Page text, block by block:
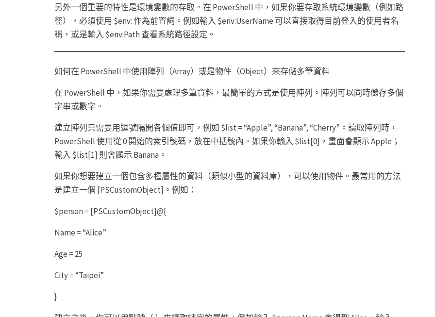
另外一個重要的特性是環境變數的存取。在 PowerShell 中，如果你要存取系統環境變數（例如路
徑），必須使用 $env: 作為前置詞。例如輸入 $env:UserName 可以直接取得目前登入的使用者名
稱，或是輸入 $env:Path 查看系統路徑設定。
如何在 PowerShell 中使用陣列（Array）或是物件（Object）來存儲多筆資料
在 PowerShell 中，如果你需要處理多筆資料，最簡單的方式是使用陣列。陣列可以同時儲存多個
字串或數字。
建立陣列只需要用逗號隔開各個值即可，例如 $list = “Apple”, “Banana”, “Cherry”。讀取陣列時，
PowerShell 使用從 0 開始的索引號碼，放在中括號內。如果你輸入 $list[0]，畫面會顯示 Apple；
輸入 $list[1] 則會顯示 Banana。
如果你想要建立一個包含多種屬性的資料（類似小型的資料庫），可以使用物件。最常用的方法
是建立一個 [PSCustomObject]。例如：
$person = [PSCustomObject]@{
Name = “Alice”
Age = 25
City = “Taipei”
}